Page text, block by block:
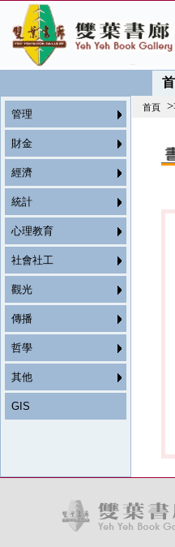
管理
財金
經濟
統計
心理教育
社會社工
觀光
傳播
哲學
其他
GIS
首頁